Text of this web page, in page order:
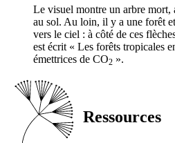
Le visuel montre un arbre mort,
au sol. Au loin, il y a une forêt
vers le ciel : à côté de ces
est écrit « Les forêts tropicales
émettrices de CO2 ».
Ressources